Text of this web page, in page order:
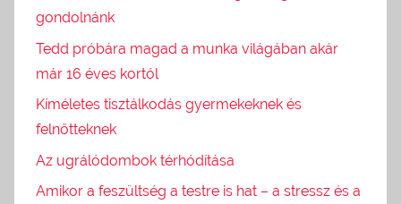
gondolnánk
Tedd próbára magad a munka világában akár
már 16 éves kortól
Kíméletes tisztálkodás gyermekeknek és
felnőtteknek
Az ugrálódombok térhódítása
Amikor a feszültség a testre is hat – a stressz és a